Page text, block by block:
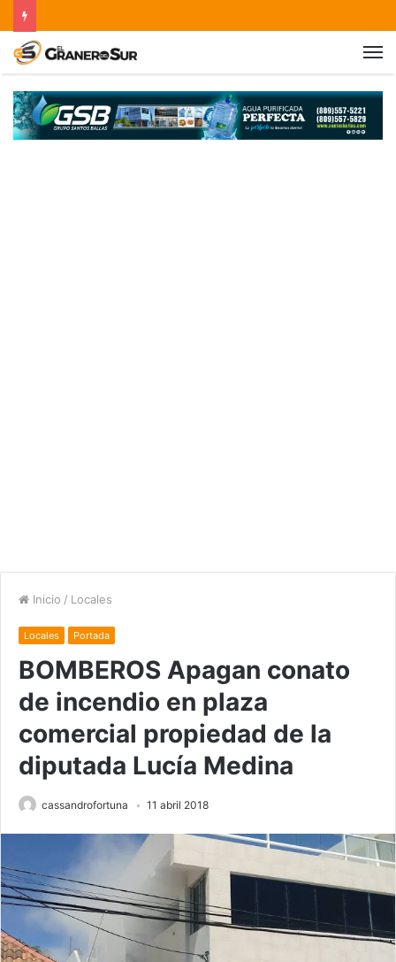
Inicio / Locales
Locales Portada
BOMBEROS Apagan conato
de incendio en plaza
comercial propiedad de la
diputada Lucía Medina
cassandrofortuna 11 abril 2018